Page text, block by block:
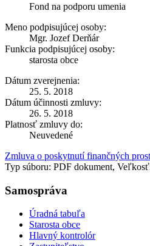
Fond na podporu umenia
Meno podpisujúcej osoby:
Mgr. Jozef Derňár
Funkcia podpisujúcej osoby:
starosta obce
Dátum zverejnenia:
25. 5. 2018
Dátum účinnosti zmluvy:
26. 5. 2018
Platnosť zmluvy do:
Neuvedené
Zmluva o poskytnutí finančných
Typ súboru: PDF dokument,
Samospráva
Úradná tabuľa
Starosta obce
Hlavný kontrolór